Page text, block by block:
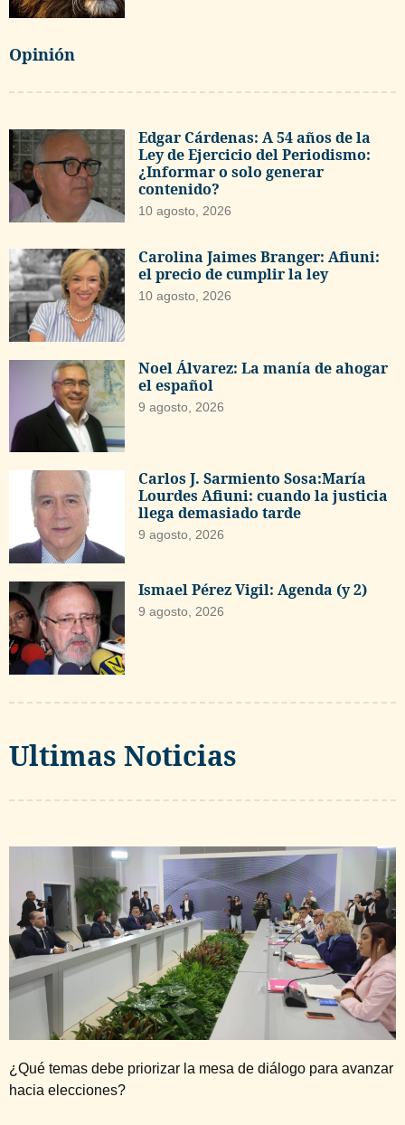
Opinión
Edgar Cárdenas: A 54 años de la
Ley de Ejercicio del Periodismo:
¿Informar o solo generar
contenido?
10 agosto, 2026
Carolina Jaimes Branger: Afiuni:
el precio de cumplir la ley
10 agosto, 2026
Noel Álvarez: La manía de ahogar
el español
9 agosto, 2026
Carlos J. Sarmiento Sosa:María
Lourdes Afiuni: cuando la justicia
llega demasiado tarde
9 agosto, 2026
Ismael Pérez Vigil: Agenda (y 2)
9 agosto, 2026
Ultimas Noticias
¿Qué temas debe priorizar la mesa de diálogo para avanzar
hacia elecciones?